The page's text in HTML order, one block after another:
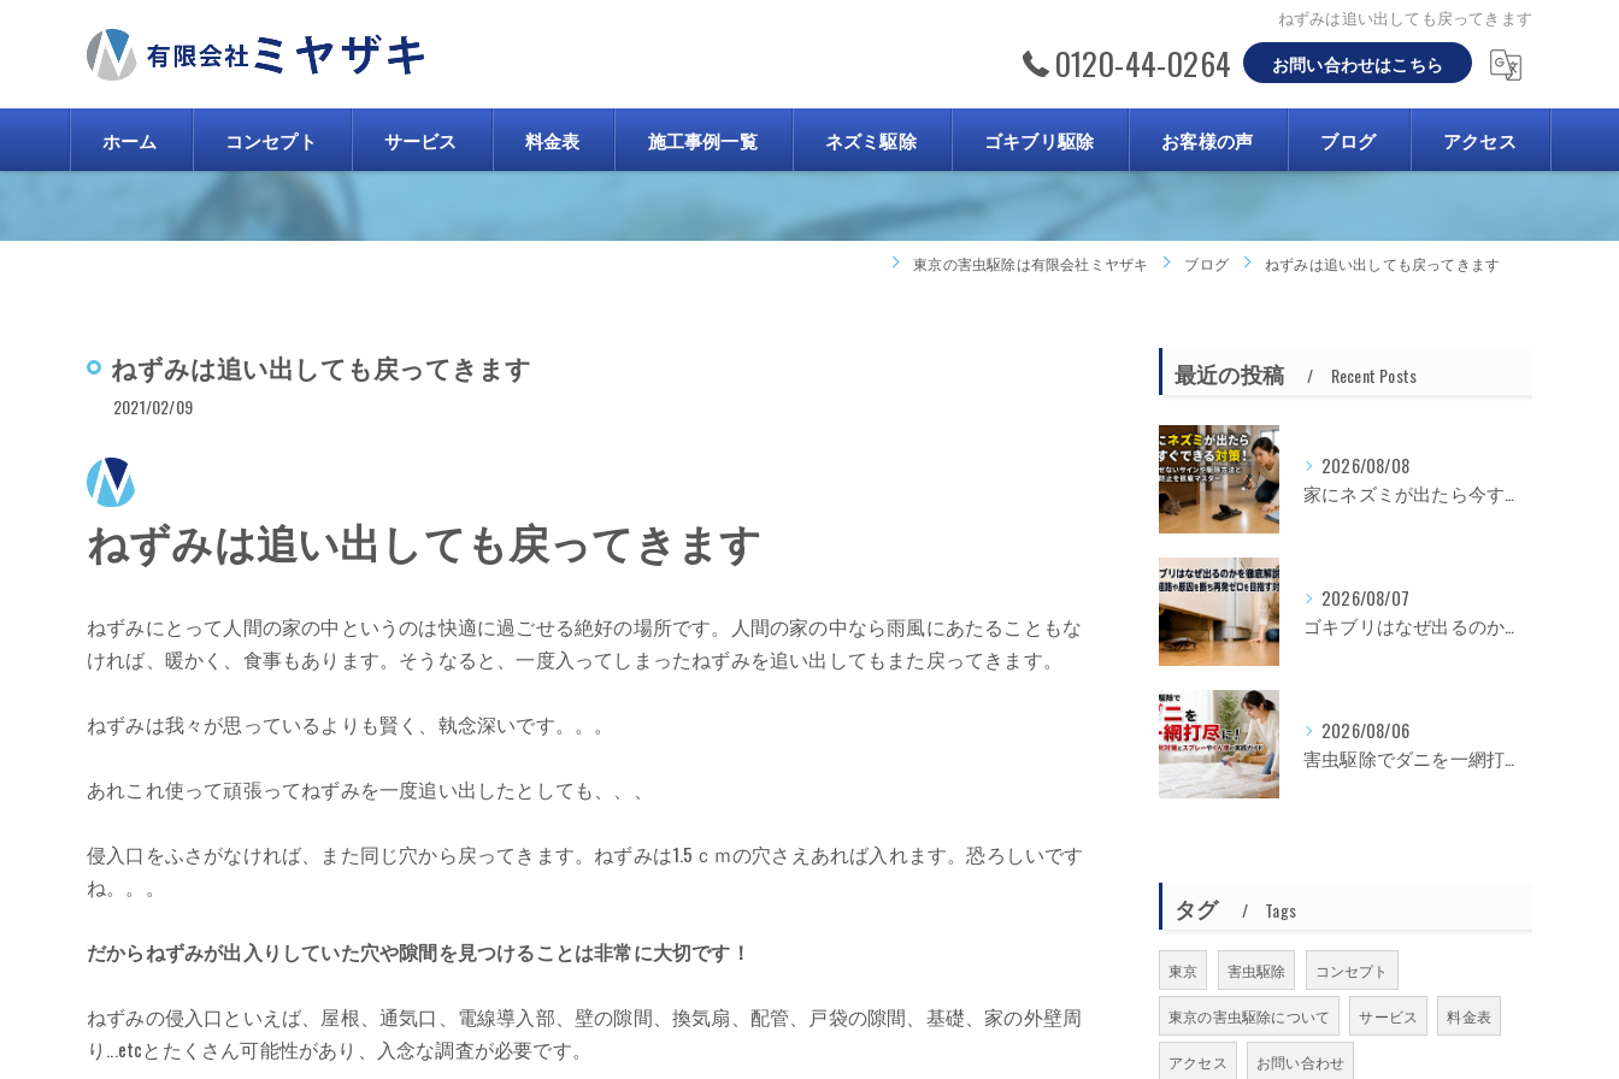
ねずみは追い出しても戻ってきます
0120-44-0264 お問い合わせはこちら
ホーム コンセプト サービス 料金表 施工事例一覧 ネズミ駆除 ゴキブリ駆除 お客様の声 ブログ アクセス
ブログ
東京の害虫駆除は有限会社ミヤザキ ブログ ねずみは追い出しても戻ってきます
ねずみは追い出しても戻ってきます
2021/02/09
ねずみは追い出しても戻ってきます
ねずみにとって人間の家の中というのは快適に過ごせる絶好の場所です。人間の家の中なら雨風にあたることもな
ければ、暖かく、食事もあります。そうなると、一度入ってしまったねずみを追い出してもまた戻ってきます。
ねずみは我々が思っているよりも賢く、執念深いです。。。
あれこれ使って頑張ってねずみを一度追い出したとしても、、、
侵入口をふさがなければ、また同じ穴から戻ってきます。ねずみは1.5ｃｍの穴さえあれば入れます。恐ろしいです
ね。。。
だからねずみが出入りしていた穴や隙間を見つけることは非常に大切です！
ねずみの侵入口といえば、屋根、通気口、電線導入部、壁の隙間、換気扇、配管、戸袋の隙間、基礎、家の外壁周
り...etcとたくさん可能性があり、入念な調査が必要です。
最近の投稿 Recent Posts
2026/08/08
家にネズミが出たら今すぐできる対策！見逃せないサインや駆除方法と再発防止を徹底マスター
2026/08/07
ゴキブリはなぜ出るのかを徹底解説！侵入経路や原因を断ち再発ゼロを目指す対策
2026/08/06
害虫駆除でダニを一網打尽に！種類別対策とスプレーやくん煙の実践ガイド
タグ Tags
東京 害虫駆除 コンセプト
東京の害虫駆除について サービス 料金表
アクセス お問い合わせ